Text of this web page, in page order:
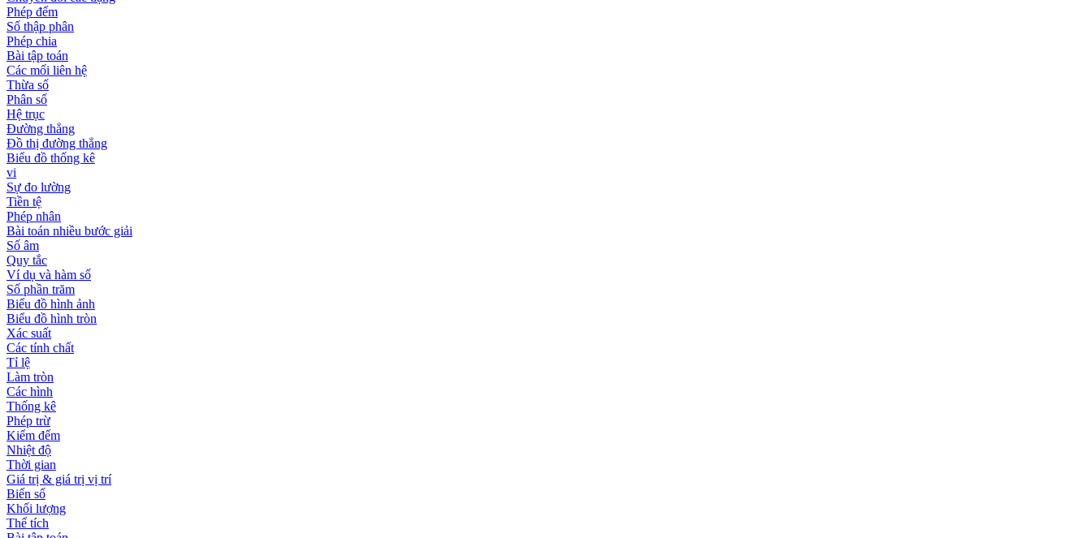
Phép đếm
Số thập phân
Phép chia
Bài tập toán
Các mối liên hệ
Thừa số
Phân số
Hệ trục
Đường thẳng
Đồ thị đường thẳng
Biểu đồ thống kê
vi
Sự đo lường
Tiền tệ
Phép nhân
Bài toán nhiều bước giải
Số âm
Quy tắc
Ví dụ và hàm số
Số phần trăm
Biểu đồ hình ảnh
Biểu đồ hình tròn
Xác suất
Các tính chất
Tỉ lệ
Làm tròn
Các hình
Thống kê
Phép trừ
Kiểm đếm
Nhiệt độ
Thời gian
Giá trị & giá trị vị trí
Biến số
Khối lượng
Thể tích